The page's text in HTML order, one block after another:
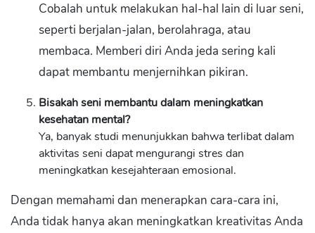
Cobalah untuk melakukan hal-hal lain di luar seni,
seperti berjalan-jalan, berolahraga, atau
membaca. Memberi diri Anda jeda sering kali
dapat membantu menjernihkan pikiran.
Bisakah seni membantu dalam meningkatkan
kesehatan mental?
Ya, banyak studi menunjukkan bahwa terlibat dalam
aktivitas seni dapat mengurangi stres dan
meningkatkan kesejahteraan emosional.
Dengan memahami dan menerapkan cara-cara ini,
Anda tidak hanya akan meningkatkan kreativitas Anda